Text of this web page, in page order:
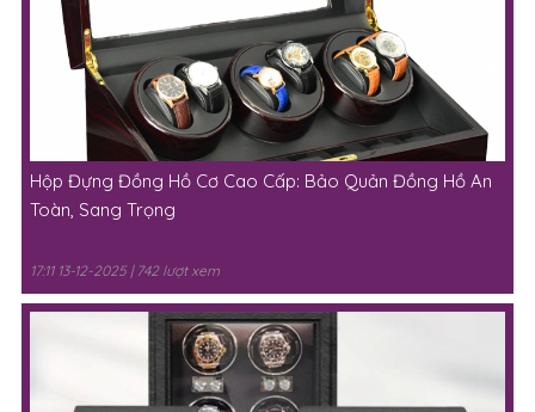
Hộp Đựng Đồng Hồ Cơ Cao Cấp: Bảo Quản Đồng Hồ An
Toàn, Sang Trọng
17:11 13-12-2025 | 742 lượt xem